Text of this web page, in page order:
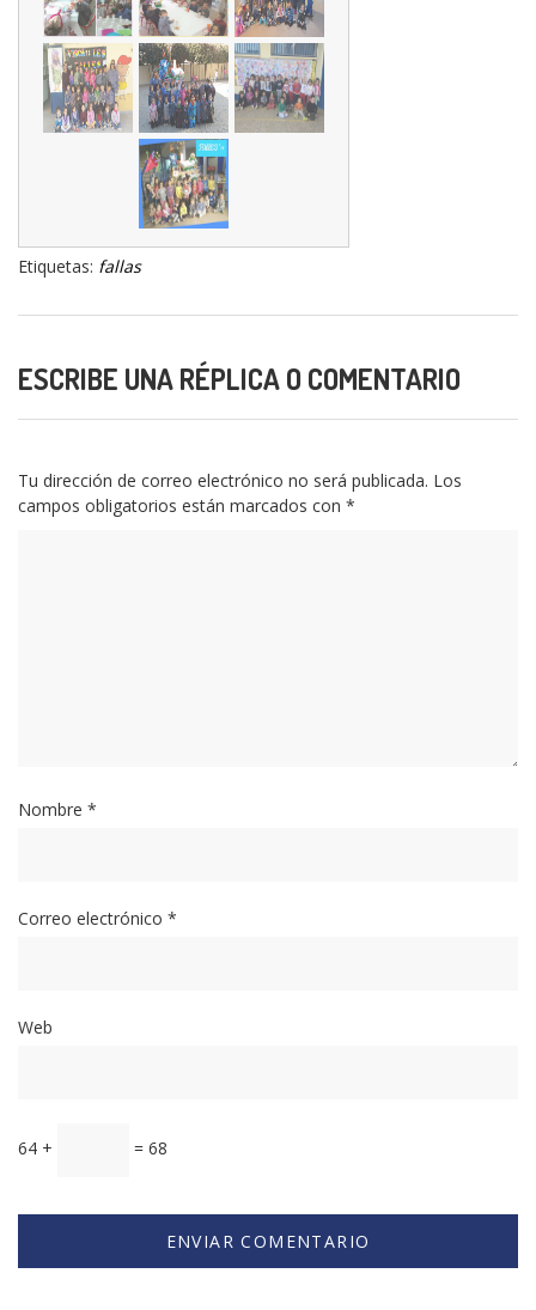
Etiquetas: fallas
ESCRIBE UNA RÉPLICA O COMENTARIO
Tu dirección de correo electrónico no será publicada. Los
campos obligatorios están marcados con *
Nombre *
Correo electrónico *
Web
64 + = 68